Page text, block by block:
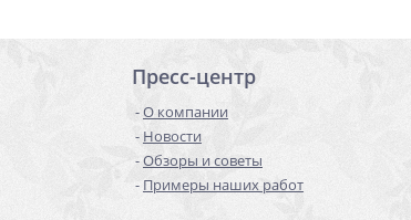
Пресс-центр
О компании
Новости
Обзоры и советы
Примеры наших работ